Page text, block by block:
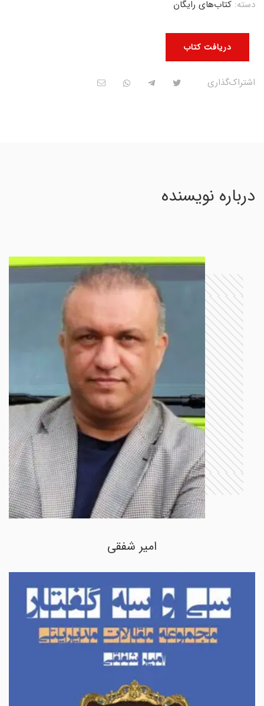
دریافت کتاب
دسته: کتاب‌های رایگان
اشتراک‌گذاری
درباره نویسنده
امیر شفقی